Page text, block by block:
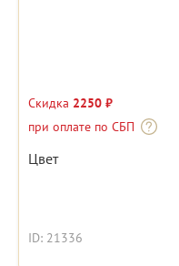
Скидка 2250 ₽
при оплате по СБП
Цвет
ID: 21336